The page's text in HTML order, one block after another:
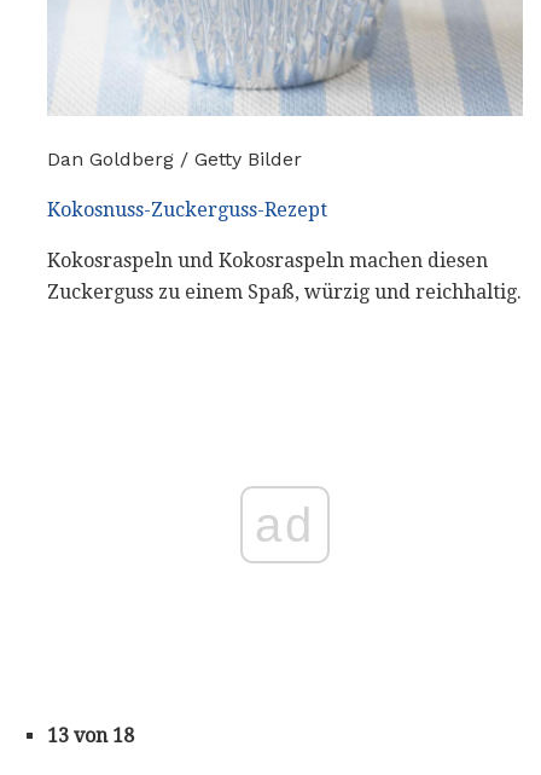
Dan Goldberg / Getty Bilder
Kokosnuss-Zuckerguss-Rezept
Kokosraspeln und Kokosraspeln machen diesen
Zuckerguss zu einem Spaß, würzig und reichhaltig.
ad
13 von 18